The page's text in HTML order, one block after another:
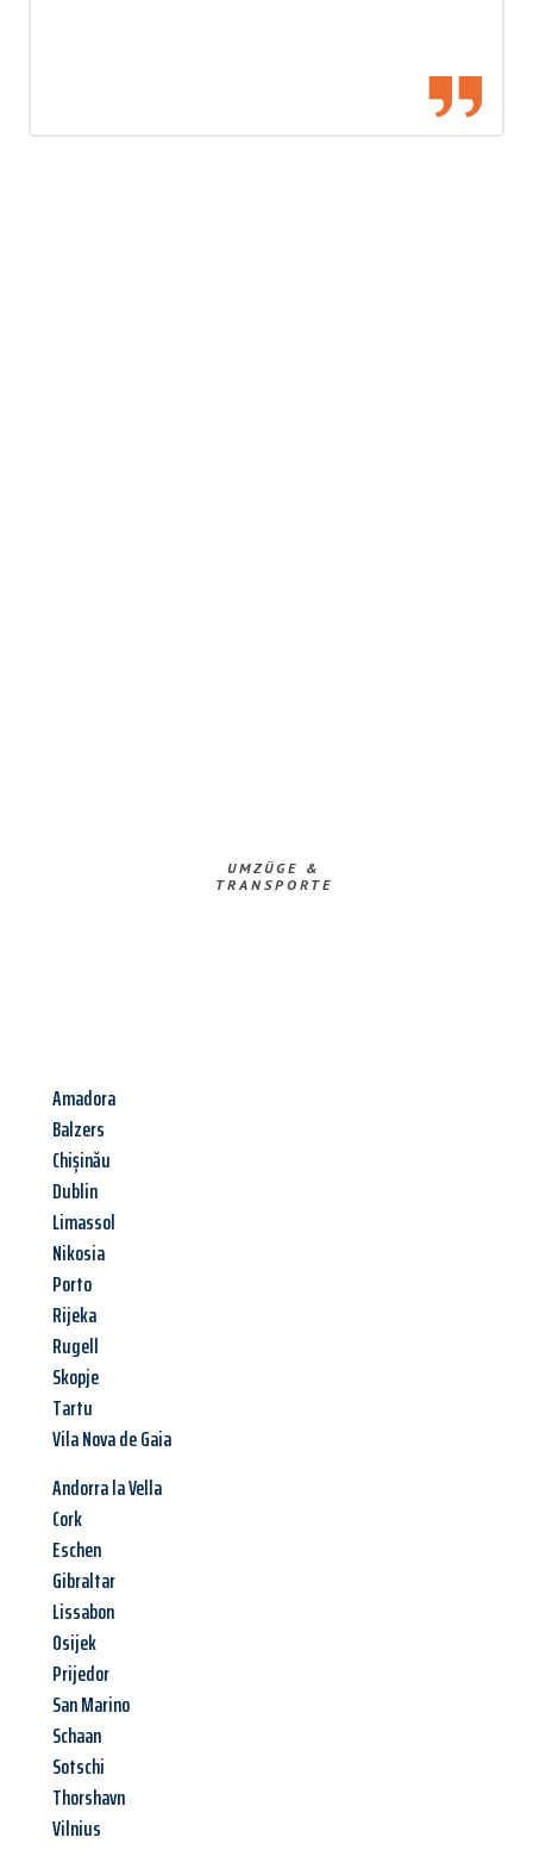
UMZÜGE &
TRANSPORTE
Amadora
Balzers
Chișinău
Dublin
Limassol
Nikosia
Porto
Rijeka
Rugell
Skopje
Tartu
Vila Nova de Gaia
Andorra la Vella
Cork
Eschen
Gibraltar
Lissabon
Osijek
Prijedor
San Marino
Schaan
Sotschi
Thorshavn
Vilnius